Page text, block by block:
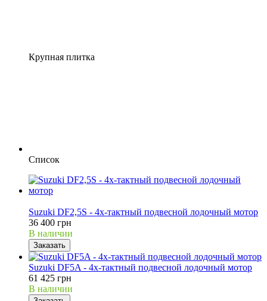
Крупная плитка
Список
Suzuki DF2,5S - 4х-тактный подвесной лодочный мотор
36 400 грн
В наличии
Заказать
Suzuki DF5A - 4х-тактный подвесной лодочный мотор
61 425 грн
В наличии